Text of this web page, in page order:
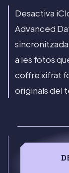
Desactiva
Advanced
a les fotos
coffre xifrat
originals del